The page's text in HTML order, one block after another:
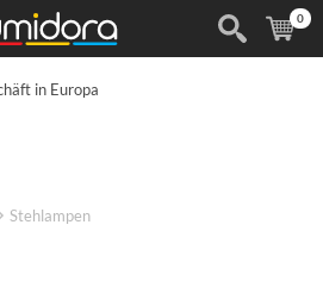
(
0
in Europa
Stehlampen